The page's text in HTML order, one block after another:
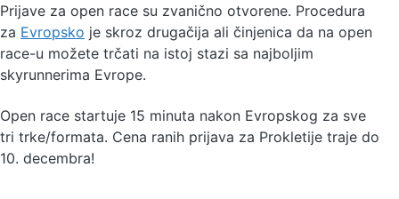
Prijave za open race su zvanično otvorene. Procedura
za Evropsko je skroz drugačija ali činjenica da na open
race-u možete trčati na istoj stazi sa najboljim
skyrunnerima Evrope.
Open race startuje 15 minuta nakon Evropskog za sve
tri trke/formata. Cena ranih prijava za Prokletije traje do
10. decembra!